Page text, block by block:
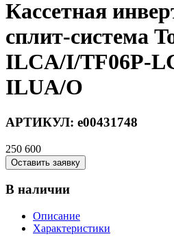
Кассетная
сплит-система
ILCA/I/TF06P-
ILUA/O
АРТИКУЛ: e00431748
250 600
Оставить заявку
В наличии
Описание
Характеристики